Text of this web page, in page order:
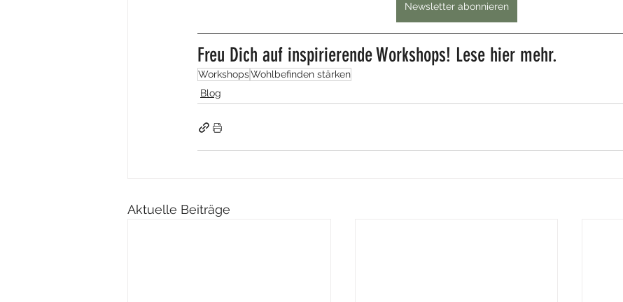
Newsletter abonnieren
Freu Dich auf inspirierende Workshops! Lese hier mehr.
WorkshopsWohlbefinden stärken
Blog
Aktuelle Beiträge